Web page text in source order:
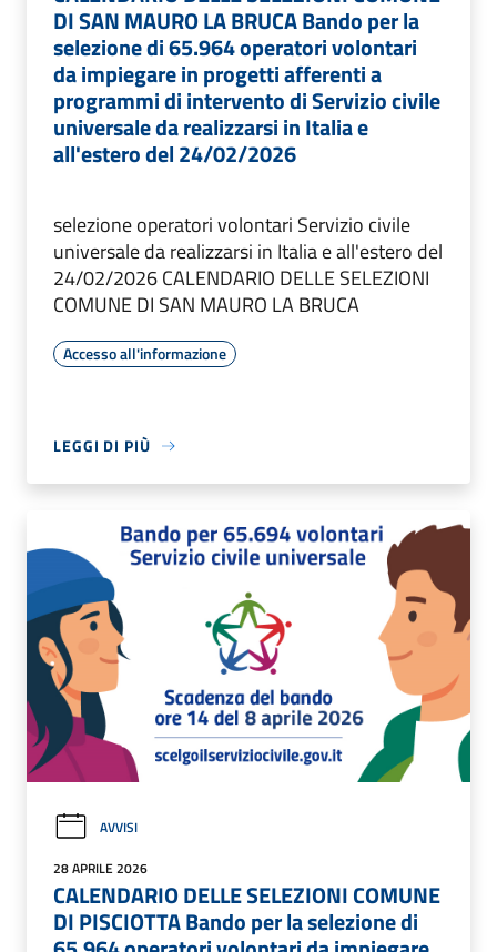
DI SAN MAURO LA BRUCA Bando per la
selezione di 65.964 operatori volontari
da impiegare in progetti afferenti a
programmi di intervento di Servizio civile
universale da realizzarsi in Italia e
all'estero del 24/02/2026
selezione operatori volontari Servizio civile
universale da realizzarsi in Italia e all'estero del
24/02/2026 CALENDARIO DELLE SELEZIONI
COMUNE DI SAN MAURO LA BRUCA
Accesso all'informazione
LEGGI DI PIÙ
AVVISI
28 APRILE 2026
CALENDARIO DELLE SELEZIONI COMUNE
DI PISCIOTTA Bando per la selezione di